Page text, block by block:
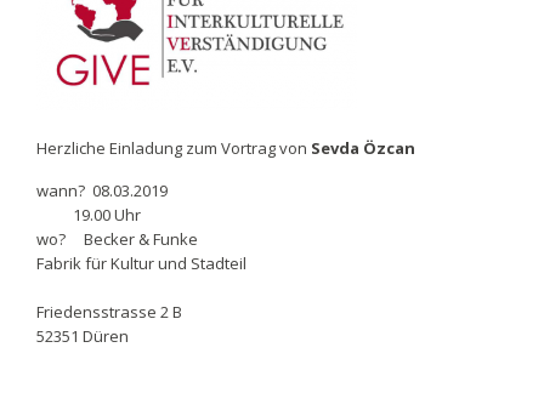
Herzliche Einladung zum Vortrag von Sevda Özcan
wann? 08.03.2019
19.00 Uhr
wo? Becker & Funke
Fabrik für Kultur und Stadteil
Friedensstrasse 2 B
52351 Düren